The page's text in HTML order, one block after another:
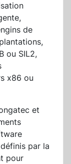
de
ou SIL2,
x86 ou
et
par la
pour